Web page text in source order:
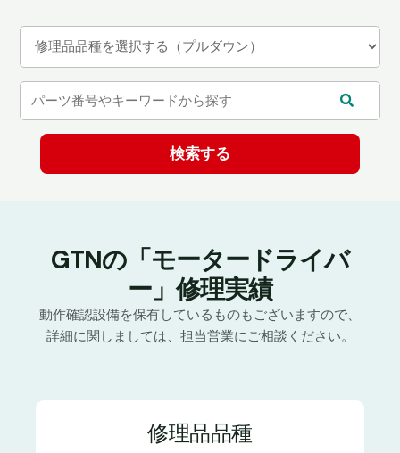
GTNの「モータードライバ
ー」修理実績
動作確認設備を保有しているものもございますので、
詳細に関しましては、担当営業にご相談ください。
修理品品種